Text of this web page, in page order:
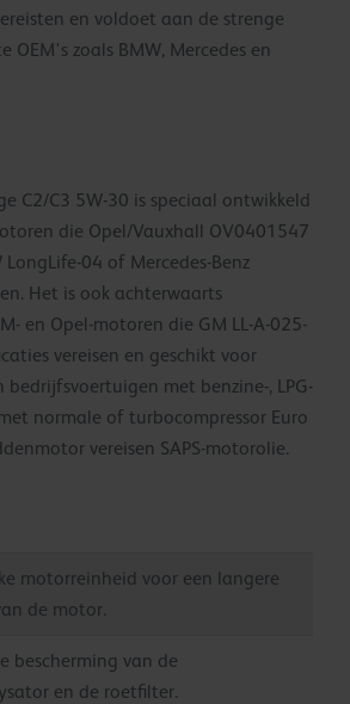
en voldoet aan de strenge
OEM's zoals BMW, Mercedes en
C2/C3 5W-30 is speciaal ontwikkeld
die Opel/Vauxhall OV0401547
LongLife-04 of Mercedes-Benz
Het is ook achterwaarts
en Opel-motoren die GM LL-A-025-
vereisen en geschikt voor
bedrijfsvoertuigen met benzine-, LPG-
normale of turbocompressor Euro
vereisen SAPS-motorolie.
motorreinheid voor een langere
de motor.
bescherming van de
en de roetfilter.